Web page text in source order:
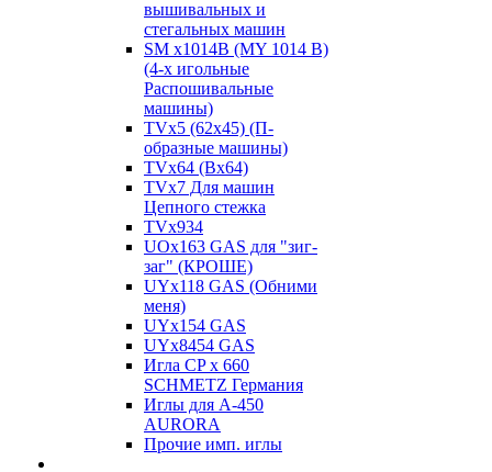
вышивальных и
стегальных машин
SM x1014B (MY 1014 B)
(4-х игольные
Распошивальные
машины)
TVх5 (62х45) (П-
образные машины)
TVх64 (Вх64)
TVх7 Для машин
Цепного стежка
TVх934
UOx163 GAS для "зиг-
заг" (КРОШЕ)
UYx118 GAS (Обними
меня)
UYx154 GAS
UYx8454 GAS
Игла CP х 660
SCHMETZ Германия
Иглы для А-450
AURORA
Прочие имп. иглы